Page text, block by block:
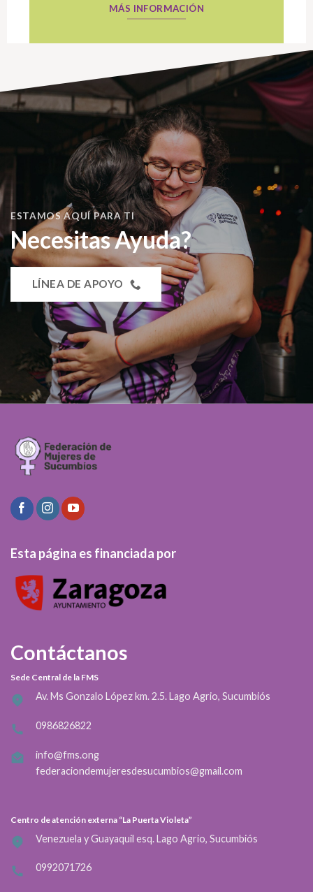
MÁS INFORMACIÓN
ESTAMOS AQUÍ PARA TI
Necesitas Ayuda?
LÍNEA DE APOYO
Esta página es financiada por
Contáctanos
Sede Central de la FMS
Av. Ms Gonzalo López km. 2.5. Lago Agrio, Sucumbiós
0986826822
info@fms.ong
federaciondemujeresdesucumbios@gmail.com
Centro de atención externa “La Puerta Violeta”
Venezuela y Guayaquil esq. Lago Agrio, Sucumbiós
0992071726